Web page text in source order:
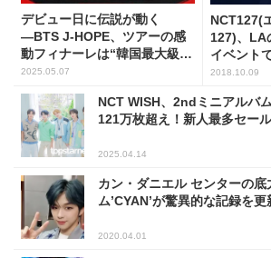
デビュー日に伝説が動く
―BTS J-HOPE、ツアーの感
動フィナーレは“韓国最大級ス
テージ”で
2025.05.07
NCT127(
127)、LA
イベント
2018.10.09
NCT WISH、2ndミニアルバ
121万枚超え！新人最多セー
2025.04.14
カン・ダニエル センターの
ム’CYAN’が驚異的な記録を更
2020.04.01